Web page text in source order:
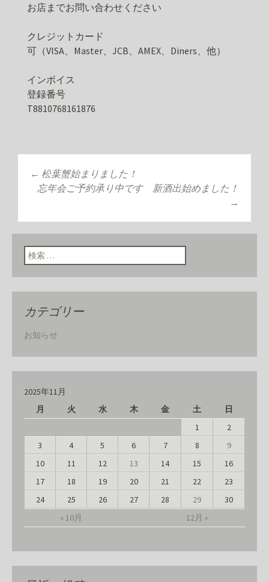
お店までお問い合わせください
クレジットカード
可（VISA、Master、JCB、AMEX、Diners、他）
インボイス
登録番号
T8810768161876
投稿ナビゲーショ
ン
← 松葉蟹始まりました！
忘年会ご予約承り中です 新酒出始めました！
→
検索:
カテゴリー
お知らせ
2025年11月
月
火 水 木 金 土 日
« 10月 12月 »
1
2
3
4 5 6 7 8
9
10
11 12 13 14 15
16
17
18 19 20 21 22
23
24
25 26 27 28 29 30